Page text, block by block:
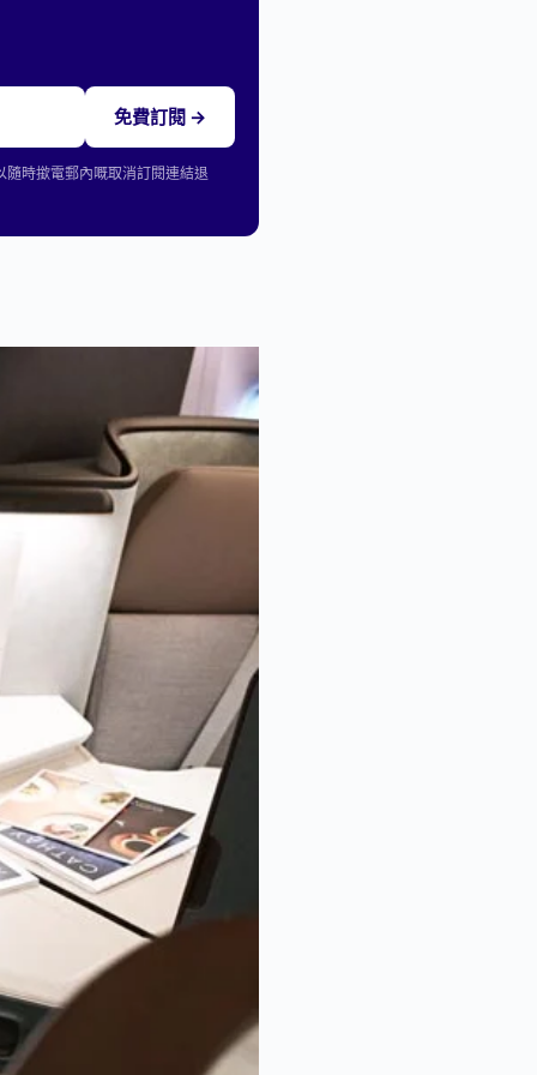
免費訂閱 →
時撳電郵內嘅取消訂閱連結退